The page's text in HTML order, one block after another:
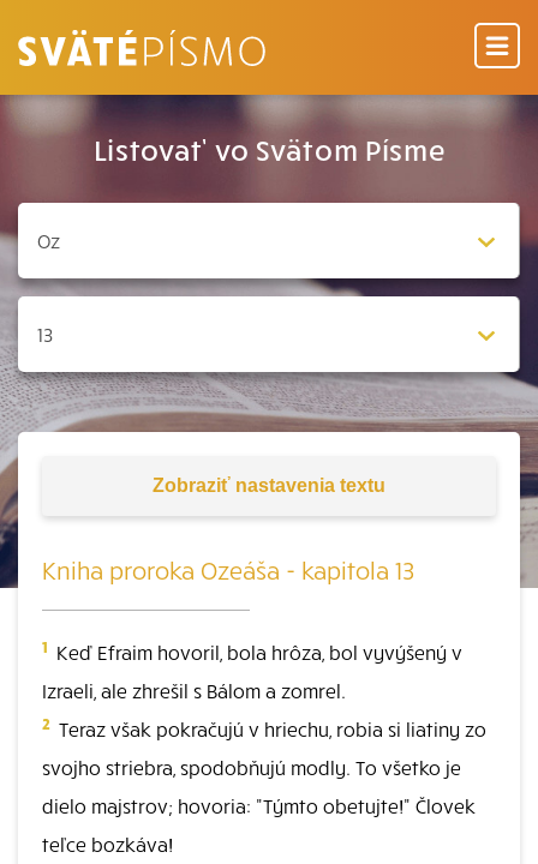
Listovať vo Svätom Písme
Zobraziť nastavenia textu
Kniha proroka Ozeáša - kapitola 13
1 Keď Efraim hovoril, bola hrôza, bol vyvýšený v
Izraeli, ale zhrešil s Bálom a zomrel.
2 Teraz však pokračujú v hriechu, robia si liatiny zo
svojho striebra, spodobňujú modly. To všetko je
dielo majstrov; hovoria: "Týmto obetujte!" Človek
teľce bozkáva!